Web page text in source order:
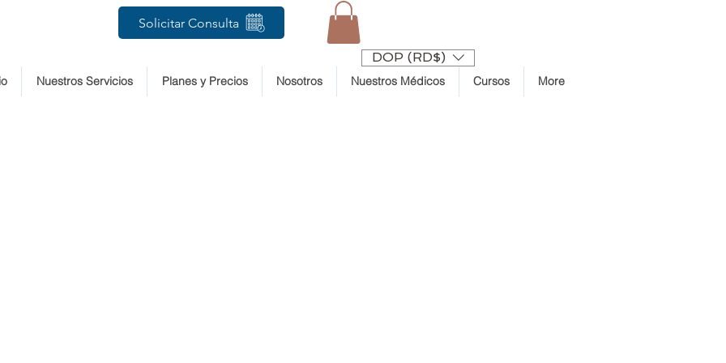
Solicitar Consulta
Nuestros Servicios Planes y Precios Nosotros Nuestros Médicos Cursos More
DOP (RD$)